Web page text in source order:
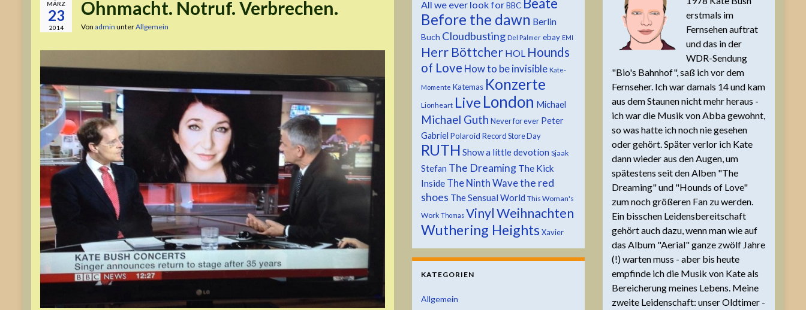
MÄRZ
23
2014
Ohnmacht. Notruf. Verbrechen.
Von admin unterAllgemein
All we ever look forBBC Beate
Before the dawn Berlin
Buch Cloudbusting Del Palmer ebay EMI
Herr Böttcher HOL Hounds
of Love How to be invisible Kate-
Momente Katemas Konzerte
Lionheart Live London Michael
Michael Guth Never for ever Peter
Gabriel Polaroid Record Store Day
RUTH Show a little devotion Sjaak
Stefan The Dreaming The Kick
Inside The Ninth Wavethe red
shoes The Sensual World This Woman's
Work Thomas VinylWeihnachten
Wuthering Heights Xavier
KATEGORIEN
Allgemein
erstmals im
Fernsehen auftrat
und das in der
WDR-Sendung
"Bio's Bahnhof", saß ich vor dem
Fernseher. Ich war damals 14 und kam
aus dem Staunen nicht mehr heraus -
ich war die Musik von Abba gewohnt,
so was hatte ich noch nie gesehen
oder gehört. Später verlor ich Kate
dann wieder aus den Augen, um
spätestens seit den Alben "The
Dreaming" und "Hounds of Love"
zum noch größeren Fan zu werden.
Ein bisschen Leidensbereitschaft
gehört auch dazu, wenn man wie auf
das Album "Aerial" ganze zwölf Jahre
(!) warten muss - aber bis heute
empfinde ich die Musik von Kate als
Bereicherung meines Lebens. Meine
zweite Leidenschaft: unser Oldtimer -